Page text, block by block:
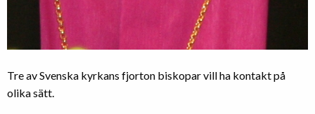
Tre av Svenska kyrkans fjorton biskopar vill ha kontakt på
olika sätt.